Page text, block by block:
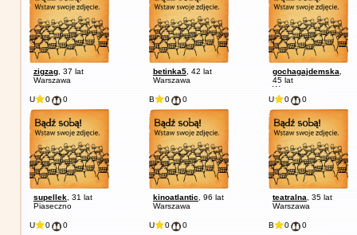
zigzag , 37 lat
Warszawa
betinka5 , 42 lat
Warszawa
gochagajdemska
45 lat
Warszawa
U
0 0
supellek , 31 lat
Piaseczno
B 0 0
kinoatlantic , 96 lat
Warszawa
U 0 0
teatralna , 35 lat
Warszawa
U 0 0 U 0 0 B 0 0